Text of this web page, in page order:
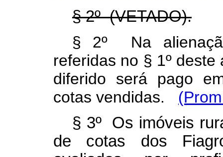
§ 2º (VETADO).
§ 2º Na
referidas no § 1º
diferido será pago
cotas vendidas.
§ 3º Os imóveis
de cotas dos